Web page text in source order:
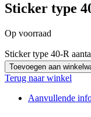
Sticker type
Op voorraad
Sticker type 40-R
Toevoegen aan
Terug naar winkel
Aanvullende